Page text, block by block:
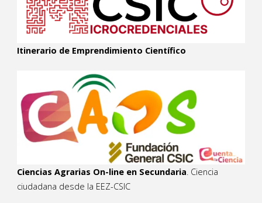
Itinerario de Emprendimiento Científico
Ciencias Agrarias On-line en Secundaria. Ciencia
ciudadana desde la EEZ-CSIC